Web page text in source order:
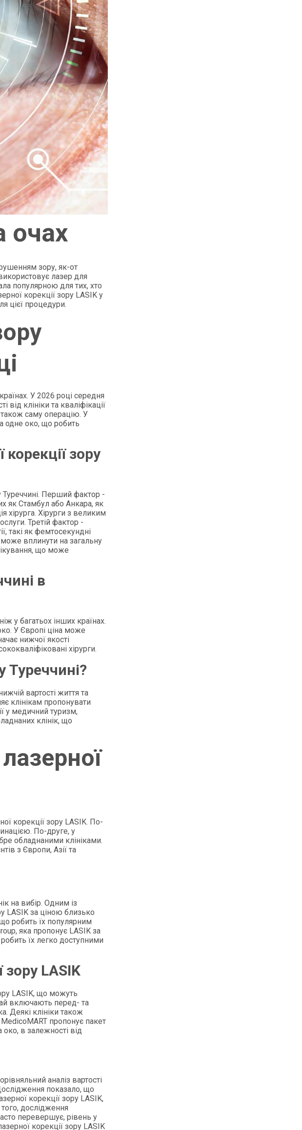
очах
зору, як-от
лазер для
популярною для тих, хто
корекції зору LASIK у
цієї процедури.
У 2026 році середня
клініки та кваліфікації
також саму операцію. У
одне око, що робить
зору
Туреччині. Перший фактор -
як Стамбул або Анкара, як
хірурга. Хірурги з великим
Третій фактор -
такі як фемтосекундні
вплинути на загальну
що може
в
у багатьох інших країнах.
У Європі ціна може
нижчої якості
хірурги.
Туреччині?
вартості життя та
клінікам пропонувати
у медичний туризм,
клінік, що
корекції зору LASIK. По-
По-друге, у
обладнаними клініками.
з Європи, Азії та
на вибір. Одним із
LASIK за ціною близько
робить їх популярним
яка пропонує LASIK за
їх легко доступними
LASIK
LASIK, що можуть
включають перед- та
Деякі клініки також
пропонує пакет
в залежності від
аналіз вартості
показало, що
корекції зору LASIK,
дослідження
перевершує, рівень у
корекції зору LASIK